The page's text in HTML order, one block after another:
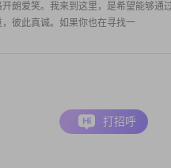
朗爱笑。我来到这里，是希望能够通
彼此真诚。如果你也在寻找一
打招呼